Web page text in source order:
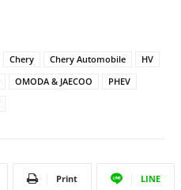
Chery Chery Automobile
HV
OMODA & JAECOO
PHEV
Print LINE